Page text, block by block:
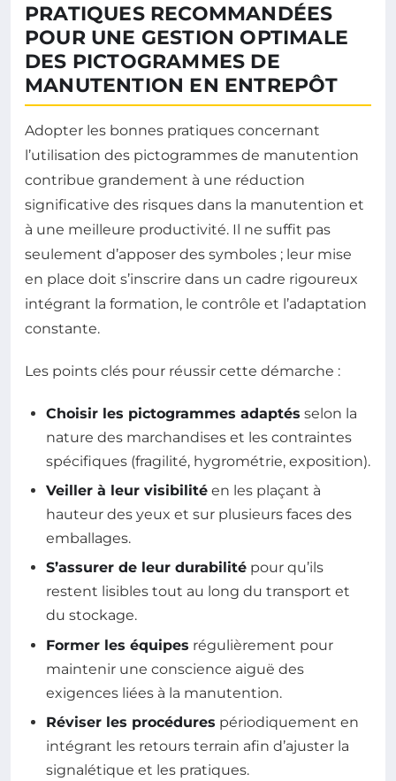
PRATIQUES RECOMMANDÉES
POUR UNE GESTION OPTIMALE
DES PICTOGRAMMES DE
MANUTENTION EN ENTREPÔT
Adopter les bonnes pratiques concernant
l’utilisation des pictogrammes de manutention
contribue grandement à une réduction
significative des risques dans la manutention et
à une meilleure productivité. Il ne suffit pas
seulement d’apposer des symboles ; leur mise
en place doit s’inscrire dans un cadre rigoureux
intégrant la formation, le contrôle et l’adaptation
constante.
Les points clés pour réussir cette démarche :
Choisir les pictogrammes adaptés selon la
nature des marchandises et les contraintes
spécifiques (fragilité, hygrométrie, exposition).
Veiller à leur visibilité en les plaçant à
hauteur des yeux et sur plusieurs faces des
emballages.
S’assurer de leur durabilité pour qu’ils
restent lisibles tout au long du transport et
du stockage.
Former les équipes régulièrement pour
maintenir une conscience aiguë des
exigences liées à la manutention.
Réviser les procédures périodiquement en
intégrant les retours terrain afin d’ajuster la
signalétique et les pratiques.